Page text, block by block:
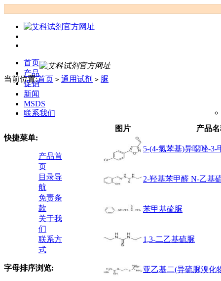
首页
产品
促销
新闻
MSDS
联系我们
当前位置:首页 > 通用试剂 > 脲
快捷菜单:
产品首
页
目录导
航
免责条
款
关于我
们
联系方
式
字母排序浏览:
图片 产品
5-(4-氯苯基)异噁唑-3-
2-羟基苯甲醛 N-乙基
苯甲基硫脲
1,3-二乙基硫脲
亚乙基二(异硫脲溴化